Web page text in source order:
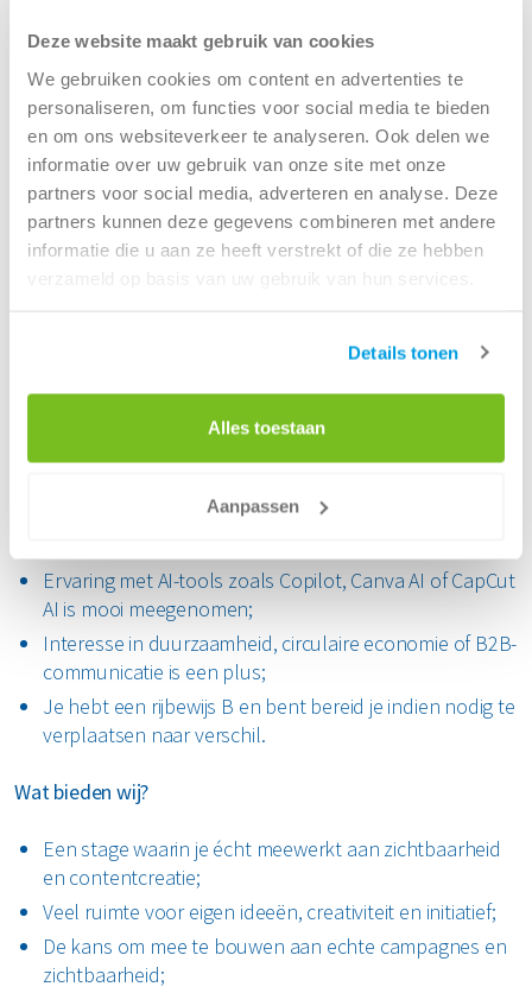
Deze website maakt gebruik van cookies
We gebruiken cookies om content en advertenties te
personaliseren, om functies voor social media te bieden
en om ons websiteverkeer te analyseren. Ook delen we
informatie over uw gebruik van onze site met onze
partners voor social media, adverteren en analyse. Deze
partners kunnen deze gegevens combineren met andere
informatie die u aan ze heeft verstrekt of die ze hebben
verzameld op basis van uw gebruik van hun services.
Details tonen
Alles toestaan
Aanpassen
content;
(tempo, hooks, captions en retention);
Je kan werken met Canva of CapCut;
Je hebt interesse in filmen, video en mobile-first
storytelling;
Je bent niet bang om zelf voor de camera te
verschijnen voor Reels, behind-the-scenes content of
social formats;
authentiek, spontaan en camera-first is;
Je staat open voor feedback en wil snel bijleren;
Ervaring met AI-tools zoals Copilot, Canva AI of CapCut
AI is mooi meegenomen;
Interesse in duurzaamheid, circulaire economie of B2B-
communicatie is een plus;
Je hebt een rijbewijs B en bent bereid je indien nodig te
verplaatsen naar verschil.
Wat bieden wij?
Een stage waarin je écht meewerkt aan zichtbaarheid
en contentcreatie;
Veel ruimte voor eigen ideeën, creativiteit en initiatief;
De kans om mee te bouwen aan echte campagnes en
zichtbaarheid;